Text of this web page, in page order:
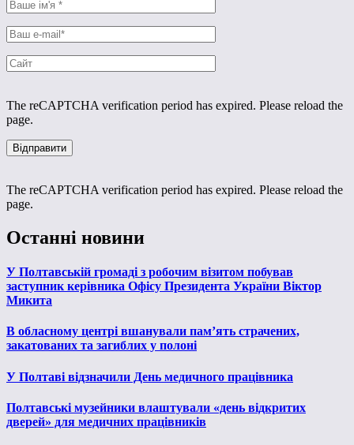
The reCAPTCHA verification period has expired. Please reload the
page.
The reCAPTCHA verification period has expired. Please reload the
page.
Останні новини
У Полтавській громаді з робочим візитом побував
заступник керівника Офісу Президента України Віктор
Микита
В обласному центрі вшанували пам’ять страчених,
закатованих та загиблих у полоні
У Полтаві відзначили День медичного працівника
Полтавські музейники влаштували «день відкритих
дверей» для медичних працівників